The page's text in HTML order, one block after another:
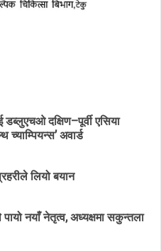
दक्षिण–पूर्वी एसिया
च्याम्पियन्स’ अवार्ड
लियो बयान
नयाँ नेतृत्व, अध्यक्षमा सकुन्तला